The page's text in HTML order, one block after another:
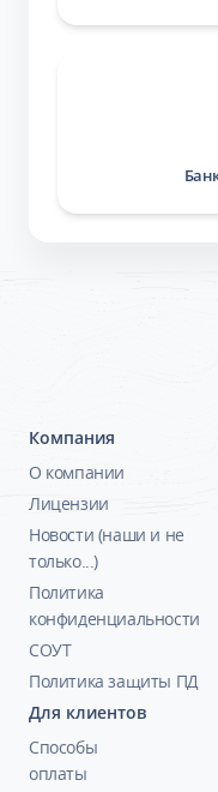
Компания
О компании
Лицензии
Новости (наши и не
только...)
Политика
конфиденциальности
СОУТ
Политика защиты ПД
Для клиентов
Способы
оплаты